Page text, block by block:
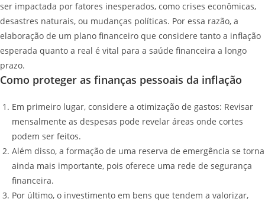
ser impactada por fatores inesperados, como crises econômicas,
desastres naturais, ou mudanças políticas. Por essa razão, a
elaboração de um plano financeiro que considere tanto a inflação
esperada quanto a real é vital para a saúde financeira a longo
prazo.
Como proteger as finanças pessoais da inflação
Em primeiro lugar, considere a otimização de gastos: Revisar
mensalmente as despesas pode revelar áreas onde cortes
podem ser feitos.
Além disso, a formação de uma reserva de emergência se torna
ainda mais importante, pois oferece uma rede de segurança
financeira.
Por último, o investimento em bens que tendem a valorizar,